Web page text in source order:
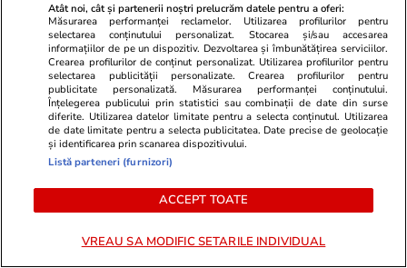
Bani și Afaceri 03 aug.
Cine poate retrage banii din
contul unei persoane decedate
Atât noi, cât și partenerii noștri prelucrăm datele pentru a oferi:
Măsurarea performanței reclamelor. Utilizarea profilurilor pentru
selectarea conținutului personalizat. Stocarea și/sau accesarea
informațiilor de pe un dispozitiv. Dezvoltarea și îmbunătățirea serviciilor.
Crearea profilurilor de conținut personalizat. Utilizarea profilurilor pentru
selectarea publicității personalizate. Crearea profilurilor pentru
publicitate personalizată. Măsurarea performanței conținutului.
Înțelegerea publicului prin statistici sau combinații de date din surse
diferite. Utilizarea datelor limitate pentru a selecta conținutul. Utilizarea
de date limitate pentru a selecta publicitatea. Date precise de geolocație
și identificarea prin scanarea dispozitivului.
Listă parteneri (furnizori)
ACCEPT TOATE
VREAU SA MODIFIC SETARILE INDIVIDUAL